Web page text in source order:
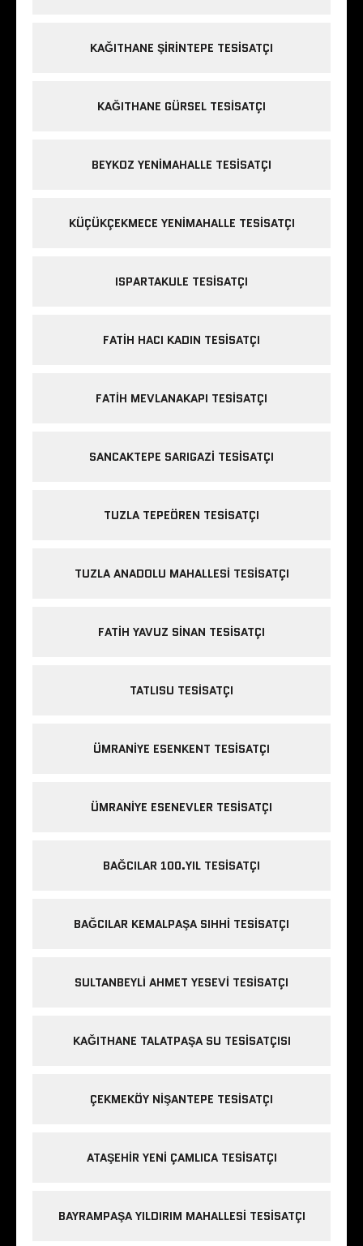
KAĞITHANE ŞIRINTEPE TESISATÇI
KAĞITHANE GÜRSEL TESISATÇI
BEYKOZ YENIMAHALLE TESISATÇI
KÜÇÜKÇEKMECE YENIMAHALLE TESISATÇI
ISPARTAKULE TESISATÇI
FATIH HACI KADIN TESISATÇI
FATIH MEVLANAKAPI TESISATÇI
SANCAKTEPE SARIGAZI TESISATÇI
TUZLA TEPEÖREN TESISATÇI
TUZLA ANADOLU MAHALLESI TESISATÇI
FATIH YAVUZ SINAN TESISATÇI
TATLISU TESISATÇI
ÜMRANIYE ESENKENT TESISATÇI
ÜMRANIYE ESENEVLER TESISATÇI
BAĞCILAR 100.YIL TESISATÇI
BAĞCILAR KEMALPAŞA SIHHI TESISATÇI
SULTANBEYLI AHMET YESEVI TESISATÇI
KAĞITHANE TALATPAŞA SU TESISATÇISI
ÇEKMEKÖY NIŞANTEPE TESISATÇI
ATAŞEHIR YENI ÇAMLICA TESISATÇI
BAYRAMPAŞA YILDIRIM MAHALLESI TESISATÇI